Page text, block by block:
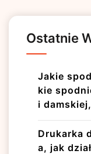
Ostatnie
Jakie
kie
i
Drukarka
a, jak